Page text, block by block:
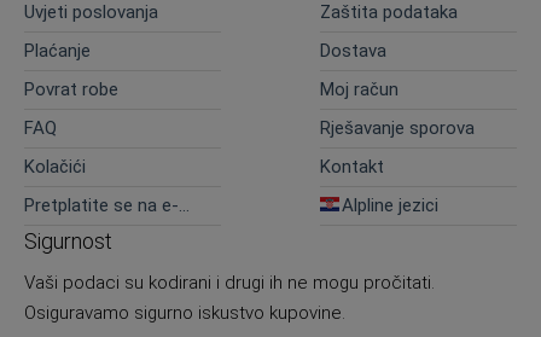
Uvjeti poslovanja
Zaštita podataka
Plaćanje
Dostava
Povrat robe
Moj račun
FAQ
Rješavanje sporova
Kolačići
Kontakt
Pretplatite se na e-
Alpline jezici
Sigurnost
Vaši podaci su kodirani i drugi ih ne mogu pročitati.
Osiguravamo sigurno iskustvo kupovine.